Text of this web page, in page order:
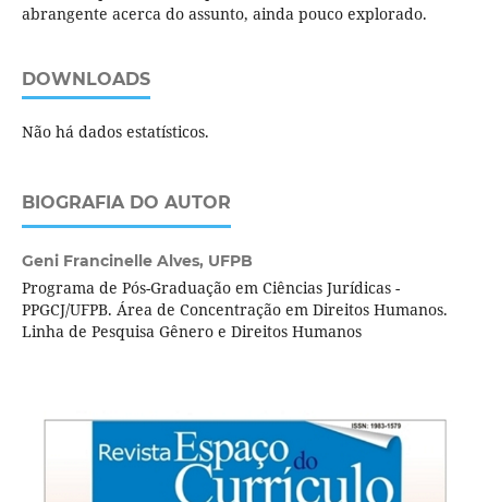
abrangente acerca do assunto, ainda pouco explorado.
DOWNLOADS
Não há dados estatísticos.
BIOGRAFIA DO AUTOR
Geni Francinelle Alves, UFPB
Programa de Pós-Graduação em Ciências Jurídicas -
PPGCJ/UFPB. Área de Concentração em Direitos Humanos.
Linha de Pesquisa Gênero e Direitos Humanos